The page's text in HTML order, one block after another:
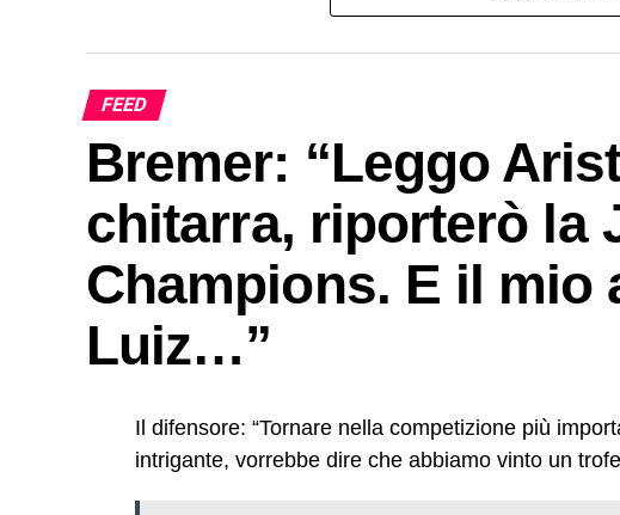
FEED
Bremer: “Leggo
chitarra, riporterò la
Champions. E il mio
Luiz…”
Il difensore: “Tornare nella competizione più
intrigante, vorrebbe dire che abbiamo vinto un